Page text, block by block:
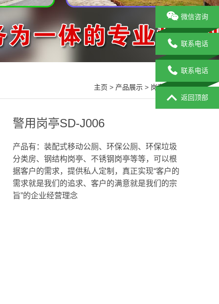
主页 > 产品展示 > 岗亭系列>
警用岗亭SD-J006
产品有：装配式移动公厕、环保公厕、环保垃圾
分类房、钢结构岗亭、不锈钢岗亭等等，可以根
据客户的需求，提供私人定制，真正实现“客户的
需求就是我们的追求、客户的满意就是我们的宗
旨”的企业经营理念
微信咨询
联系电话
联系电话
返回顶部